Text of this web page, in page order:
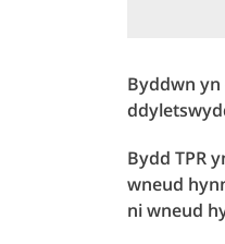
Byddwn
Bydd TPR
wneud
ni wneud